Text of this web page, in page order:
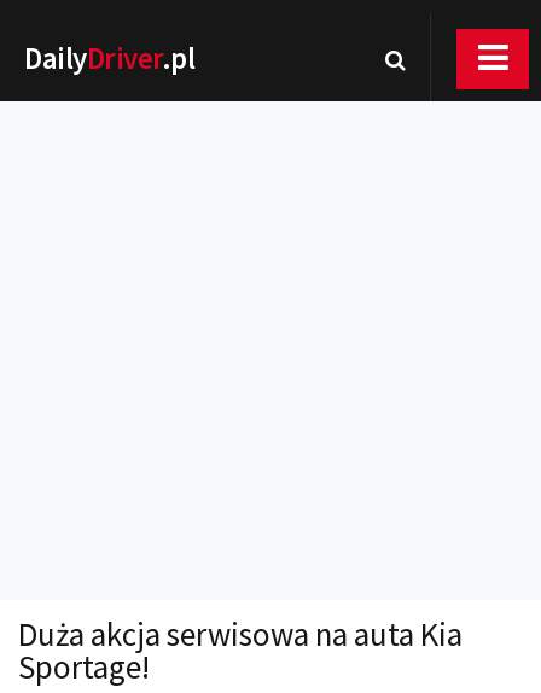
DailyDriver.pl
Technika jazdy
Oświetlenie
Duża akcja serwisowa na auta Kia
Sportage!